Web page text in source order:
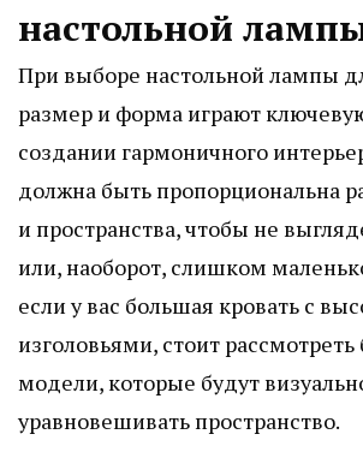
настольной
При выборе настольной лампы
размер и форма играют
создании гармоничного
должна быть пропорциональна
и пространства, чтобы не
или, наоборот, слишком
если у вас большая кровать с
изголовьями, стоит
модели, которые будут
уравновешивать пространство.